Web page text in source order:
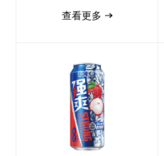
查看更多